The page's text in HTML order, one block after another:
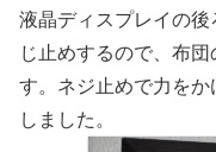
液晶ディスプレイの
じ止めするので、布
す。ネジ止めで力を
しました。